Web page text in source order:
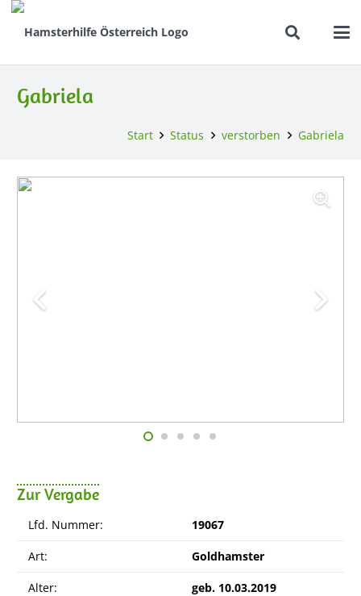
Gabriela
Start Status verstorben Gabriela
Zur Vergabe
Lfd. Nummer: 19067
Art: Goldhamster
Alter: geb. 10.03.2019